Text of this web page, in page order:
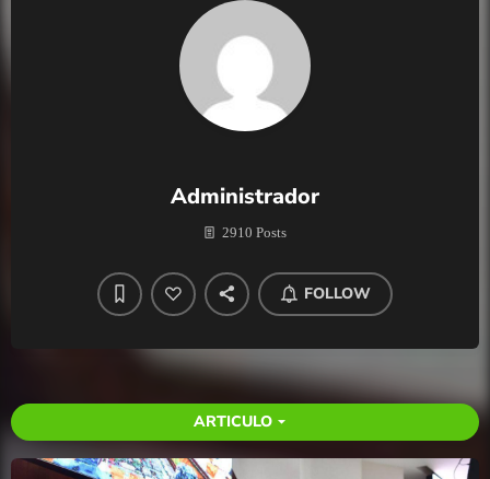
Administrador
2910 Posts
FOLLOW
ARTICULO arrow_drop_down